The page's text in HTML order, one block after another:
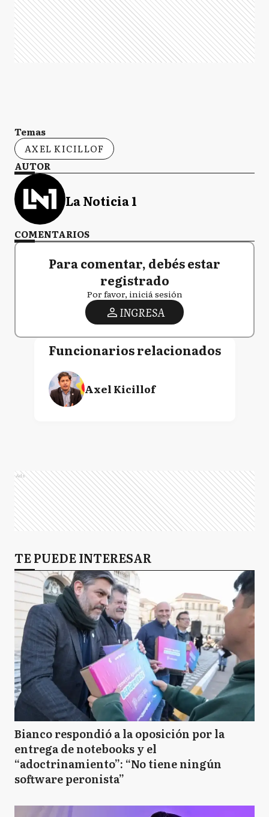
Temas
AXEL KICILLOF
AUTOR
La Noticia 1
COMENTARIOS
Para comentar, debés estar
registrado
Por favor, iniciá sesión
INGRESA
Funcionarios relacionados
Axel Kicillof
Ads
TE PUEDE INTERESAR
Bianco respondió a la oposición por la
entrega de notebooks y el
“adoctrinamiento”: “No tiene ningún
software peronista”